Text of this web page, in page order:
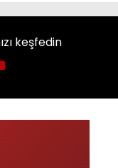
keşfedin